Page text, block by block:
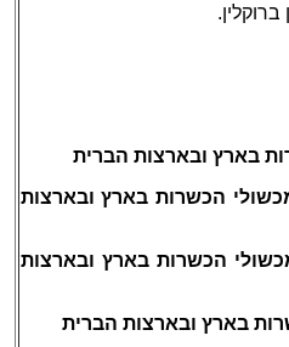
בארץ ובארצות הברית
הכשרות בארץ ובארצות
הכשרות בארץ ובארצות
בארץ ובארצות הברית